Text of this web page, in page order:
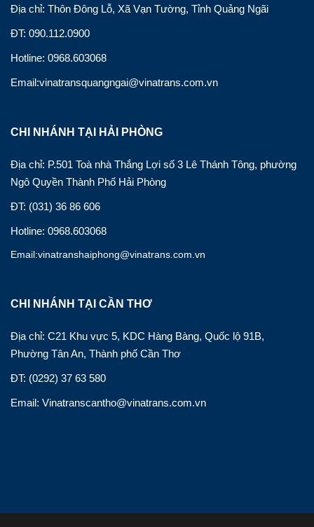
Địa chỉ: Thôn Đông Lỗ, Xã Vạn Tường, Tỉnh Quảng Ngãi
ĐT: 090.112.0900
Hotline: 0968.603068
Email:vinatransquangngai@vinatrans.com.vn
CHI NHÁNH TẠI HẢI PHÒNG
Địa chỉ: P.501 Toà nhà Thắng Lợi số 3 Lê Thánh Tông, phường
Ngô Quyền Thành Phố Hải Phòng
ĐT: (031) 36 86 606
Hotline: 0968.603068
Email:vinatranshaiphong@vinatrans.com.vn
CHI NHÁNH TẠI CẦN THƠ
Địa chỉ: C21 Khu vực 5, KDC Hàng Bàng, Quốc lộ 91B,
Phường Tân An, Thành phố Cần Thơ
ĐT: (0292) 37 63 580
Email: Vinatranscantho@vinatrans.com.vn